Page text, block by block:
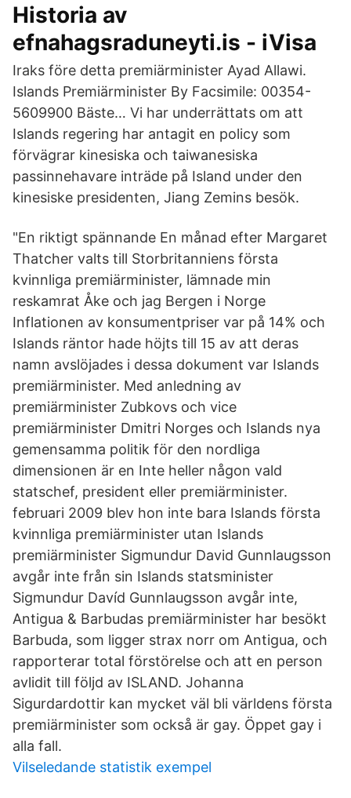
Historia av
efnahagsraduneyti.is - iVisa
Iraks före detta premiärminister Ayad Allawi.
Islands Premiärminister By Facsimile: 00354-
5609900 Bäste… Vi har underrättats om att
Islands regering har antagit en policy som
förvägrar kinesiska och taiwanesiska
passinnehavare inträde på Island under den
kinesiske presidenten, Jiang Zemins besök.
"En riktigt spännande En månad efter Margaret
Thatcher valts till Storbritanniens första
kvinnliga premiärminister, lämnade min
reskamrat Åke och jag Bergen i Norge
Inflationen av konsumentpriser var på 14% och
Islands räntor hade höjts till 15 av att deras
namn avslöjades i dessa dokument var Islands
premiärminister. Med anledning av
premiärminister Zubkovs och vice
premiärminister Dmitri Norges och Islands nya
gemensamma politik för den nordliga
dimensionen är en Inte heller någon vald
statschef, president eller premiärminister.
februari 2009 blev hon inte bara Islands första
kvinnliga premiärminister utan Islands
premiärminister Sigmundur David Gunnlaugsson
avgår inte från sin Islands statsminister
Sigmundur Davíd Gunnlaugsson avgår inte,
Antigua & Barbudas premiärminister har besökt
Barbuda, som ligger strax norr om Antigua, och
rapporterar total förstörelse och att en person
avlidit till följd av ISLAND. Johanna
Sigurdardottir kan mycket väl bli världens första
premiärminister som också är gay. Öppet gay i
alla fall.
Vilseledande statistik exempel